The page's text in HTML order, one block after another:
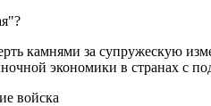
камнями за супружескую
экономики в странах с
войска